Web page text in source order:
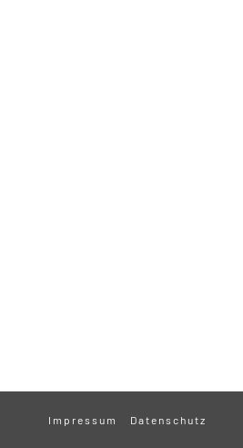
Impressum Datenschutz